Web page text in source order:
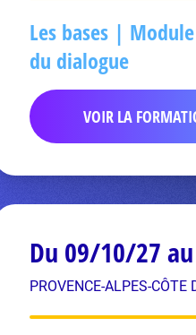
Les bases |
du dialogue
VOIR LA
Du 09/10/27
PROVENCE-ALPES-CÔTE